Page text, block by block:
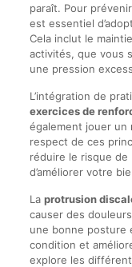
paraît. Pour
est essentiel
Cela inclut le
activités, que vous
une pression
L’intégration de
exercices de
également jouer un
respect de ces
réduire le risque de
d’améliorer votre
La protrusion
causer des
une bonne posture
condition et
explore les